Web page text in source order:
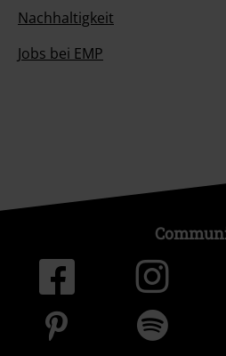
Nachhaltigkeit
Jobs bei EMP